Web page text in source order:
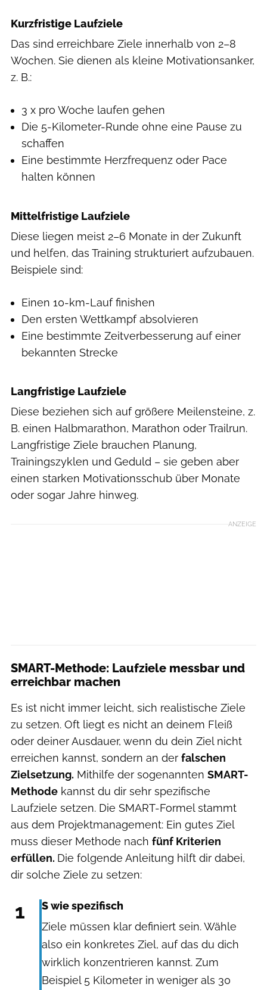
Kurzfristige Laufziele
Das sind erreichbare Ziele innerhalb von 2–8
Wochen. Sie dienen als kleine Motivationsanker,
z. B.:
3 x pro Woche laufen gehen
Die 5-Kilometer-Runde ohne eine Pause zu
schaffen
Eine bestimmte Herzfrequenz oder Pace
halten können
Mittelfristige Laufziele
Diese liegen meist 2–6 Monate in der Zukunft
und helfen, das Training strukturiert aufzubauen.
Beispiele sind:
Einen 10-km-Lauf finishen
Den ersten Wettkampf absolvieren
Eine bestimmte Zeitverbesserung auf einer
bekannten Strecke
Langfristige Laufziele
Diese beziehen sich auf größere Meilensteine, z.
B. einen Halbmarathon, Marathon oder Trailrun.
Langfristige Ziele brauchen Planung,
Trainingszyklen und Geduld – sie geben aber
einen starken Motivationsschub über Monate
oder sogar Jahre hinweg.
ANZEIGE
SMART-Methode: Laufziele messbar und
erreichbar machen
Es ist nicht immer leicht, sich realistische Ziele
zu setzen. Oft liegt es nicht an deinem Fleiß
oder deiner Ausdauer, wenn du dein Ziel nicht
erreichen kannst, sondern an der falschen
Zielsetzung. Mithilfe der sogenannten SMART-
Methode kannst du dir sehr spezifische
Laufziele setzen. Die SMART-Formel stammt
aus dem Projektmanagement: Ein gutes Ziel
muss dieser Methode nach fünf Kriterien
erfüllen. Die folgende Anleitung hilft dir dabei,
dir solche Ziele zu setzen:
1
S wie spezifisch
Ziele müssen klar definiert sein. Wähle
also ein konkretes Ziel, auf das du dich
wirklich konzentrieren kannst. Zum
Beispiel 5 Kilometer in weniger als 30